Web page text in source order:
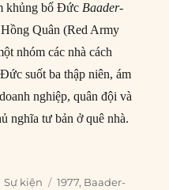
khủng bố ĐứcBaader-
Quân (Red Army
nhóm các nhà cách
suốt ba thập niên, ám
nghiệp, quân đội và
nghĩa tư bản ở quê nhà.
bố Palestine cướp máy
Categories
Sự kiện Tags
1977, Baader-